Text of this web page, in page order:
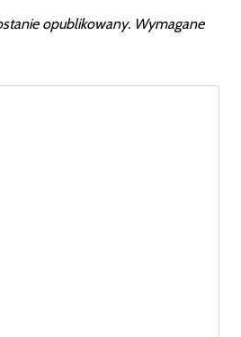
opublikowany. Wymagane